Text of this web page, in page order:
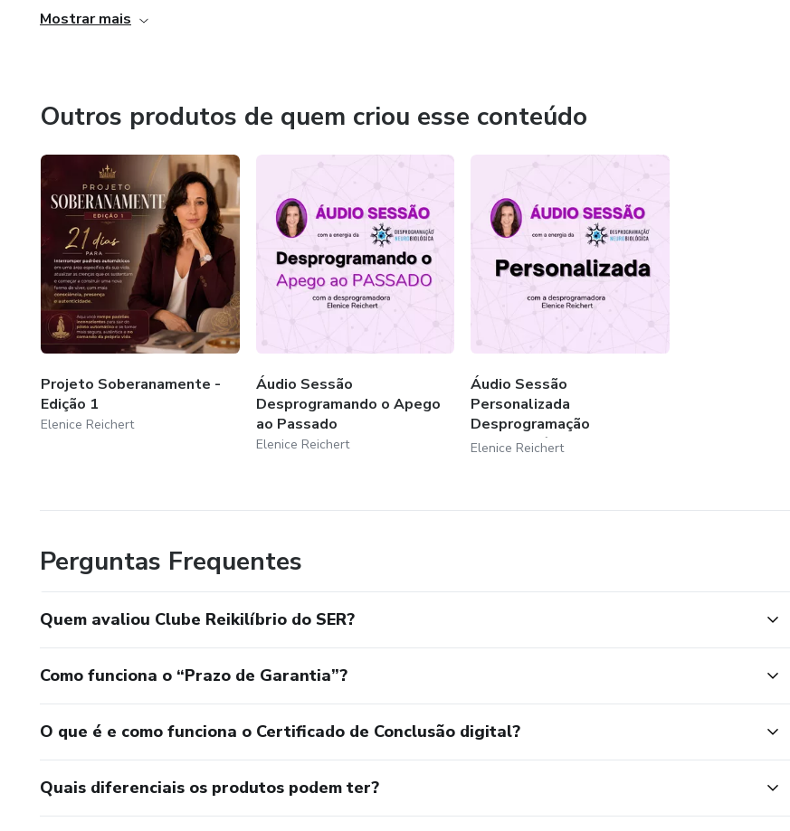
este chamado para trabalhar com terapias para ser uma contribuição na vida das pessoas! E amo trabalhar com estas
Que realidade você está escolhendo criar?
Mostrar mais
Outros produtos de quem criou esse conteúdo
Projeto Soberanamente -
Edição 1
Elenice Reichert
Áudio Sessão
Desprogramando o Apego
ao Passado
Elenice Reichert
Áudio Sessão
Personalizada
Desprogramação
Neurobiológica
Elenice Reichert
Perguntas Frequentes
Quem avaliou Clube Reikilíbrio do SER?
Como funciona o “Prazo de Garantia”?
O que é e como funciona o Certificado de Conclusão digital?
Quais diferenciais os produtos podem ter?